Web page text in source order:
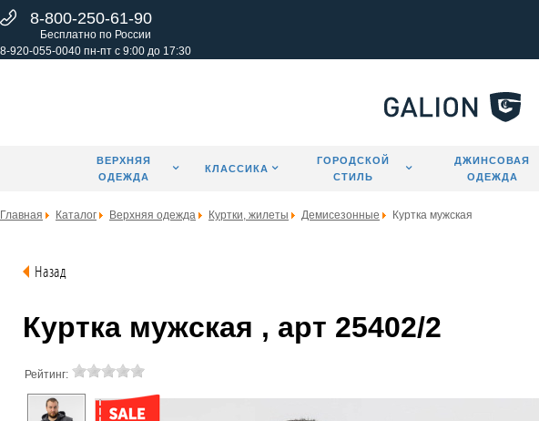
8-800-250-61-90
Бесплатно по России
8-920-055-0040 пн-пт с 9:00 до 17:30
ВЕРХНЯЯ
ОДЕЖДА
КЛАССИКА
ГОРОДСКОЙ
СТИЛЬ
ДЖИНСОВАЯ
ОДЕЖДА
Главная Каталог Верхняя одежда Куртки, жилеты Демисезонные Куртка мужская
Назад
Куртка мужская , арт 25402/2
Рейтинг: